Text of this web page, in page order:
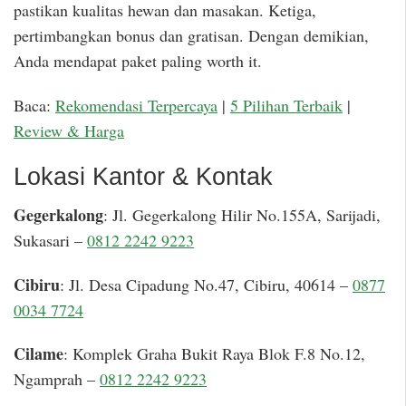
pastikan kualitas hewan dan masakan. Ketiga,
pertimbangkan bonus dan gratisan. Dengan demikian,
Anda mendapat paket paling worth it.
Baca: Rekomendasi Terpercaya | 5 Pilihan Terbaik |
Review & Harga
Lokasi Kantor & Kontak
Gegerkalong: Jl. Gegerkalong Hilir No.155A, Sarijadi,
Sukasari – 0812 2242 9223
Cibiru: Jl. Desa Cipadung No.47, Cibiru, 40614 – 0877
0034 7724
Cilame: Komplek Graha Bukit Raya Blok F.8 No.12,
Ngamprah – 0812 2242 9223